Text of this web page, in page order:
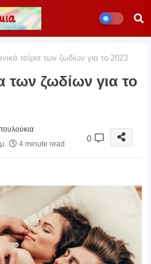
ταίρια των ζωδίων για το 2023
των ζωδίων για το
4 minute read
0